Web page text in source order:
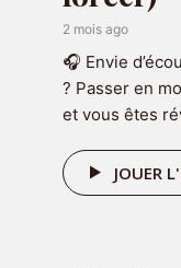
2 mois ago
🎧 Envie
? Passer en
et vous êtes
JOUER